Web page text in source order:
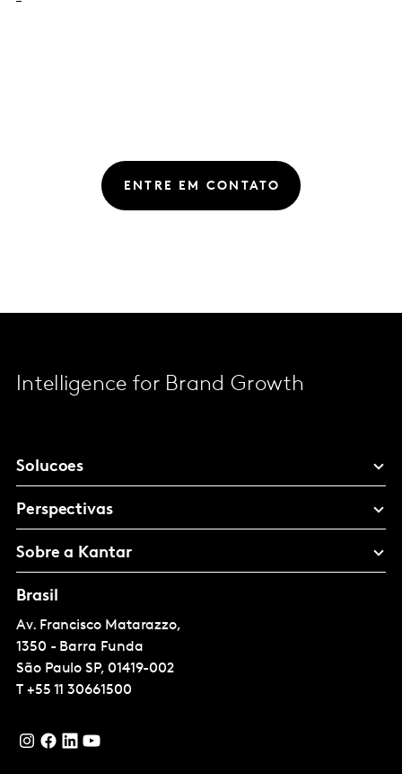
ENTRE EM CONTATO
Intelligence for Brand Growth
Solucoes
Perspectivas
Sobre a Kantar
Brasil
Av. Francisco Matarazzo,
1350 - Barra Funda
São Paulo SP, 01419-002
T +55 11 30661500